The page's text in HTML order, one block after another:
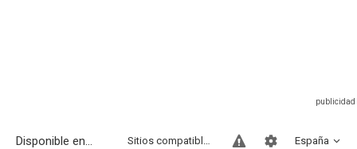
Disponible en... España
Sitios compatibles